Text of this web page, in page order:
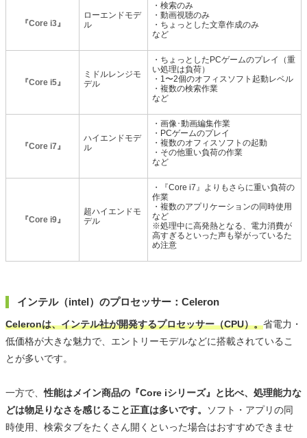
『Core i3』
ローエンドモデ
ル
・検索のみ
・動画視聴のみ
・ちょっとした文章作成のみ
など
『Core i5』
ミドルレンジモ
デル
・ちょっとしたPCゲームのプレイ（重
い処理は負荷）
・1〜2個のオフィスソフト起動レベル
・複数の検索作業
など
『Core i7』
ハイエンドモデ
ル
・画像･動画編集作業
・PCゲームのプレイ
・複数のオフィスソフトの起動
・その他重い負荷の作業
など
『Core i9』
超ハイエンドモ
デル
・『Core i7』よりもさらに重い負荷の
作業
・複数のアプリケーションの同時使用
など
※処理中に高発熱となる、電力消費が
高すぎるといった声も挙がっているた
め注意
インテル（intel）のプロセッサー：Celeron
Celeronは、インテル社が開発するプロセッサー（CPU）。省電力・
低価格が大きな魅力で、エントリーモデルなどに搭載されているこ
とが多いです。
一方で、性能はメイン商品の『Core iシリーズ』と比べ、処理能力な
どは物足りなさを感じること正直は多いです。
ソフト・アプリの同
時使用、検索タブをたくさん開くといった場合はおすすめできませ